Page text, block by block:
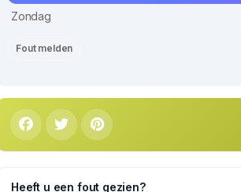
Zondag
Fout melden
Heeft u een fout gezien?